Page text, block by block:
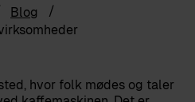
Blog
hvor folk mødes og taler